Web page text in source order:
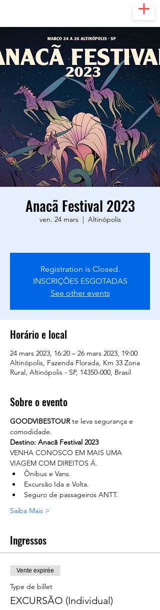
Anacã Festival 2023
ven. 24 mars
  |
Altinópolis
Registration is Closed.
INSCRIÇÕES ESGOTADAS
See other events
Horário e local
24 mars 2023, 16:20 – 26 mars 2023, 19:00
Altinópolis, Fazenda Florada, Km 33 Zona
Rural, Altinópolis - SP, 14350-000, Brasil
Sobre o evento
GOODVIBESTOUR te leva segurança e
comodidade.
Destino: Anacã Festival 2023
VENHA CONOSCO EM MAIS UMA
VIAGEM COM DIREITOS Á.
Ônibus e Vans.
Excursão Ida e Volta.
Seguro de passageiros ANTT.
Saiba Mais >
Ingressos
Vente expirée
Type de billet
EXCURSÃO (Individual)